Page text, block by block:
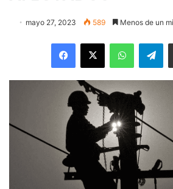
mayo 27, 2023 589 Menos de un
Facebook
X WhatsApp